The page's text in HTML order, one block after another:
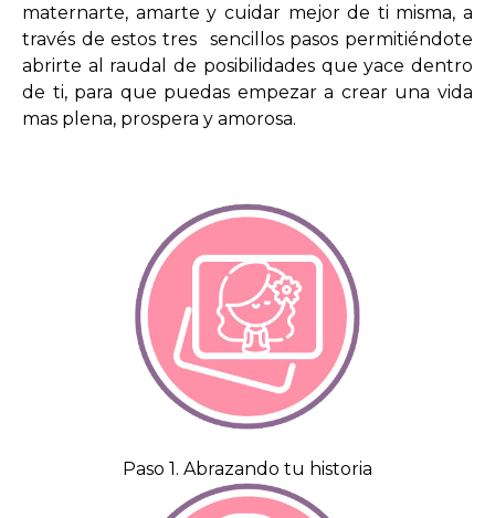
maternarte, amarte y cuidar mejor de ti misma, a
través de estos tres sencillos pasos permitiéndote
abrirte al raudal de posibilidades que yace dentro
de ti, para que puedas empezar a crear una vida
mas plena, prospera y amorosa.
Paso 1. Abrazando tu historia